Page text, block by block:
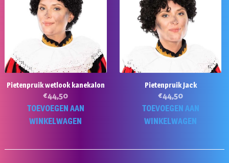
Pietenpruik wetlook kanekalon
€44,50
TOEVOEGEN AAN
WINKELWAGEN
Pietenpruik Jack
€44,50
TOEVOEGEN AAN
WINKELWAGEN